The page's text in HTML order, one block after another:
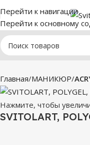
Перейти к навигации
Перейти к основному
Главная МАНИКЮР
Нажмите, чтобы
SVITOLART,